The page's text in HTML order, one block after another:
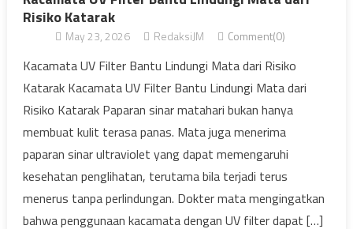
Risiko Katarak
May 23, 2026 RedaksiJM Comment(0)
Kacamata UV Filter Bantu Lindungi Mata dari Risiko
Katarak Kacamata UV Filter Bantu Lindungi Mata dari
Risiko Katarak Paparan sinar matahari bukan hanya
membuat kulit terasa panas. Mata juga menerima
paparan sinar ultraviolet yang dapat memengaruhi
kesehatan penglihatan, terutama bila terjadi terus
menerus tanpa perlindungan. Dokter mata mengingatkan
bahwa penggunaan kacamata dengan UV filter dapat […]